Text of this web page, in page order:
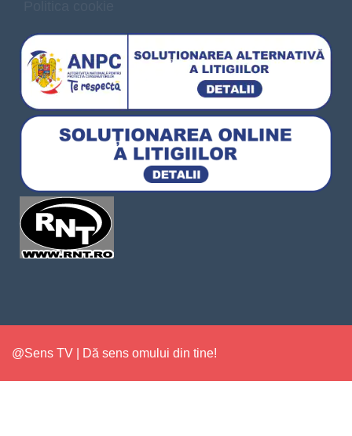
@Sens TV | Dă sens omului din tine!